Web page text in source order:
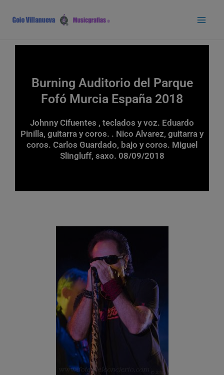
contenido
Burning Auditorio del Parque
Fofó Murcia España 2018
Johnny Cifuentes , teclados y voz. Eduardo
Pinilla, guitarra y coros. . Nico Alvarez, guitarra y
coros. Carlos Guardado, bajo y coros. Miguel
Slingluff, saxo. 08/09/2018